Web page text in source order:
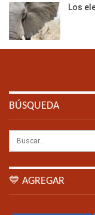
Los
BÚSQUEDA
💙 AGREGAR